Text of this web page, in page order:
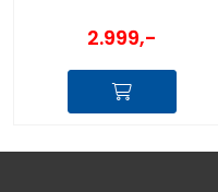
2.999,-